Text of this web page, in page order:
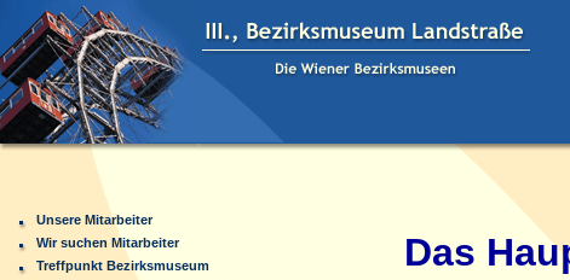
Unsere Mitarbeiter
Wir suchen Mitarbeiter
Treffpunkt Bezirksmuseum
Das